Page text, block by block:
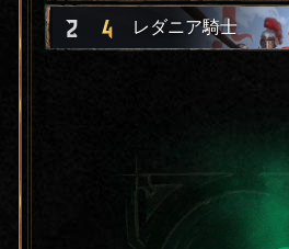
2 4 レダニア騎士